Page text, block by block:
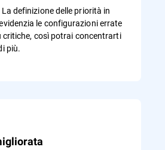
definizione delle priorità in
le configurazioni errate
critiche, così potrai concentrarti
più.